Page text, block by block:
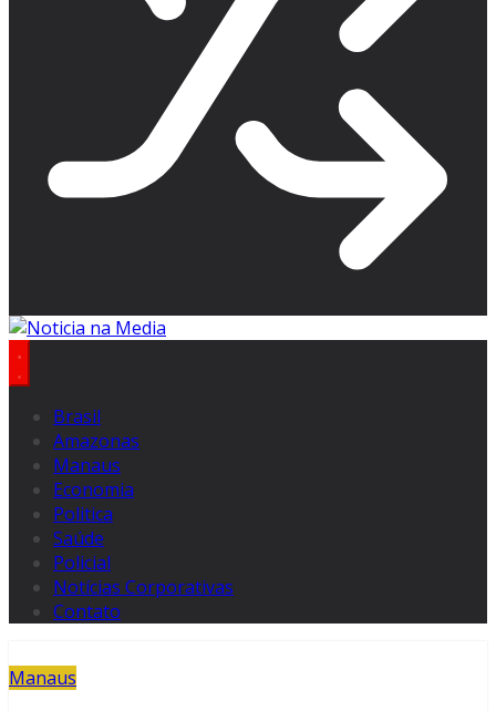
Brasil
Amazonas
Manaus
Economia
Politica
Saúde
Policial
Notícias Corporativas
Contato
Manaus